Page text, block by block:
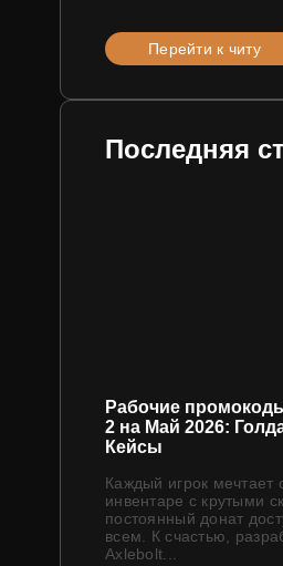
Перейти к читу
Последняя
Рабочие
2 на Май 2026:
Кейсы
Каждый игрок мечтает
инвентаре с крутыми
постоянный донат
всем. К счастью,
Axlebolt...